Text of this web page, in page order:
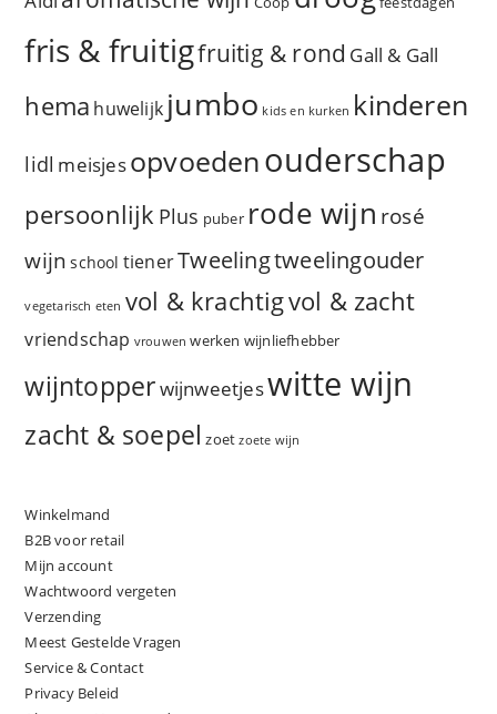
fris & fruitigfruitig & rond Gall & Gall
hema huwelijk jumbo kids en kurken kinderen
lidl meisjesopvoedenouderschap
persoonlijk Plus puber rode wijn rosé
wijn school tienerTweelingtweelingouder
vegetarisch eten vol & krachtigvol & zacht
vriendschap vrouwen werken wijnliefhebber
wijntopperwijnweetjeswitte wijn
zacht & soepel zoet zoete wijn
Winkelmand
B2B voor retail
Mijn account
Wachtwoord vergeten
Verzending
Meest Gestelde Vragen
Service & Contact
Privacy Beleid